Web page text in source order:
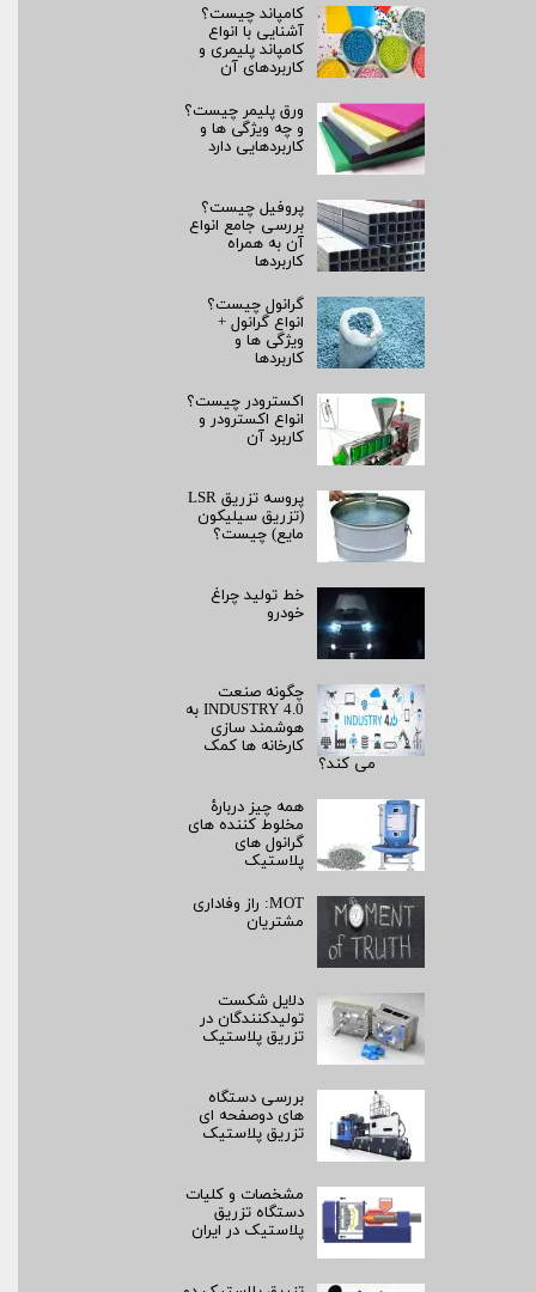
کامپاند چیست؟
آشنایی با انواع
کامپاند پلیمری و
کاربردهای آن
ورق پلیمر چیست؟
و چه ویژگی ها و
کاربردهایی دارد
پروفیل چیست؟
بررسی جامع انواع
آن به همراه
کاربردها
گرانول چیست؟
انواع گرانول +
ویژگی ها و
کاربردها
اکسترودر چیست؟
انواع اکسترودر و
کاربرد آن
پروسه تزریق LSR
(تزریق سیلیکون
مایع) چیست؟
خط تولید چراغ
خودرو
چگونه صنعت
INDUSTRY 4.0 به
هوشمند سازی
کارخانه ها کمک
می کند؟
همه چیز دربارۀ
مخلوط کننده های
گرانول های
پلاستیک
MOT: راز وفاداری
مشتریان
دلایل شکست
تولیدکنندگان در
تزریق پلاستیک
بررسی دستگاه
های دوصفحه ای
تزریق پلاستیک
مشخصات و کلیات
دستگاه تزریق
پلاستیک در ایران